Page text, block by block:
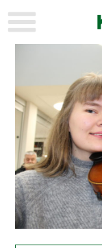
AJANKOHTAISTA
URHEILU
KULTTUURI
HISTORIA
YLEINEN
MAINOSTAJILLE